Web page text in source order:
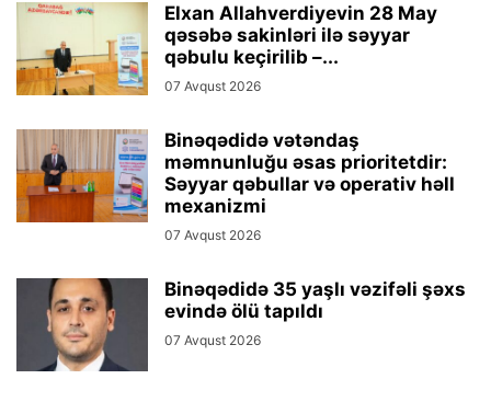
Elxan Allahverdiyevin 28 May
qəsəbə sakinləri ilə səyyar
qəbulu keçirilib –...
07 Avqust 2026
Binəqədidə vətəndaş
məmnunluğu əsas prioritetdir:
Səyyar qəbullar və operativ həll
mexanizmi
07 Avqust 2026
Binəqədidə 35 yaşlı vəzifəli şəxs
evində ölü tapıldı
07 Avqust 2026